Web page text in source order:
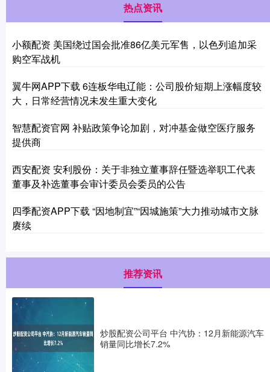
热点资讯
小额配资 美国绕过国会批准86亿美元军售，以色列追加采
购空军战机
翼牛网APP下载 6连板华电辽能：公司股价短期上涨幅度较
大，日常经营情况未发生重大变化
智慧配资官网 补贴政策争论加剧，对冲基金做空医疗服务
提供商
西安配资 安利股份：关于非独立董事辞任暨选举职工代表
董事及补选董事会审计委员会委员的公告
四季配资APP下载 “因地制宜”“因城施策”大力推动城市文脉
赓续
推荐资讯
炒股配资公司平台 中汽协：12月新能源汽车
销量同比增长7.2%